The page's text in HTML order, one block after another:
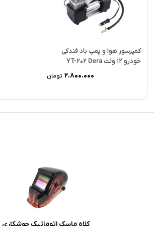
کمپرسور هوا و پمپ باد فندکی
خودرو 12 ولت YT-202 Dera
تومان 2.800.000
کلاه ماسک اتوماتیک جوشکاری